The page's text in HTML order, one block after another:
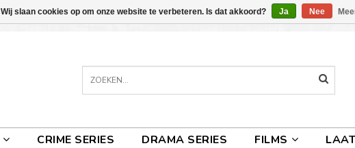
CRIME SERIES DRAMA SERIES FILMS
Wij slaan cookies op om onze website te verbeteren. Is dat akkoord? Ja Nee